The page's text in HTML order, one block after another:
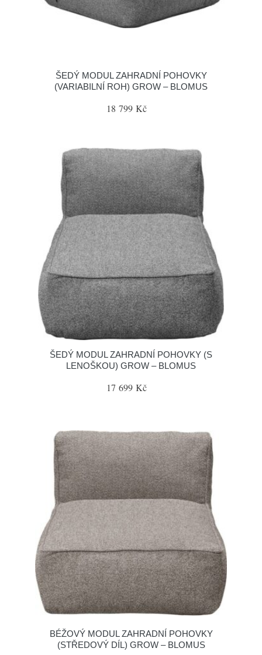
ŠEDÝ MODUL ZAHRADNÍ POHOVKY
(VARIABILNÍ ROH) GROW – BLOMUS
18 799 Kč
ŠEDÝ MODUL ZAHRADNÍ POHOVKY (S
LENOŠKOU) GROW – BLOMUS
17 699 Kč
BÉŽOVÝ MODUL ZAHRADNÍ POHOVKY
(STŘEDOVÝ DÍL) GROW – BLOMUS